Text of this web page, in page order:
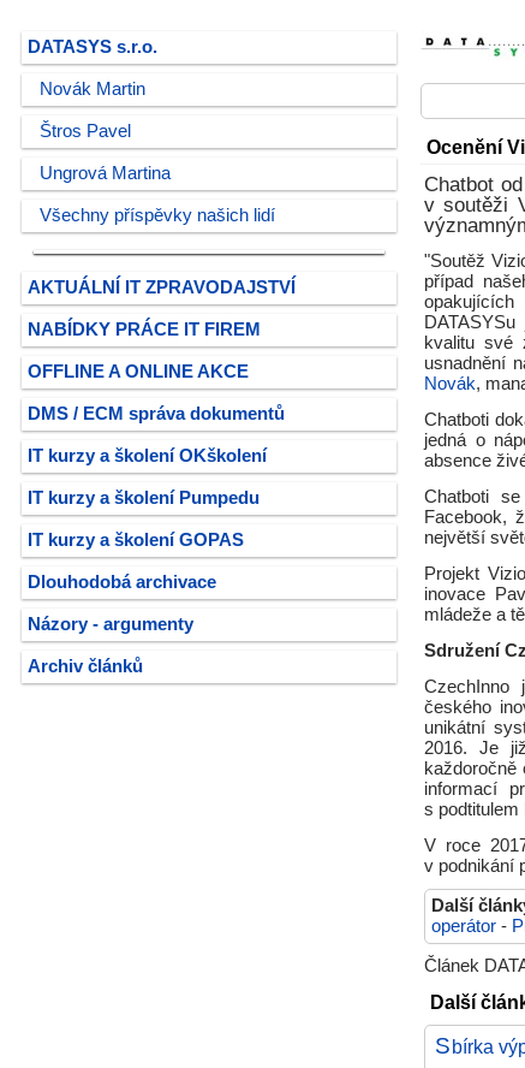
DATASYS s.r.o.
Novák Martin
Štros Pavel
Ungrová Martina
Všechny příspěvky našich lidí
AKTUÁLNÍ IT ZPRAVODAJSTVÍ
NABÍDKY PRÁCE IT FIREM
OFFLINE A ONLINE AKCE
DMS / ECM správa dokumentů
IT kurzy a školení OKškolení
IT kurzy a školení Pumpedu
IT kurzy a školení GOPAS
Dlouhodobá archivace
Názory - argumenty
Archiv článků
Ocenění
Chatbot
v soutěži
"Soutěž
případ
opakujících
kvalitu své
usnadnění
Novák,
Chatboti
jedná o
absence
Chatboti
Facebook,
největší
Projekt
inovace
mládeže a
Sdružení
CzechInno
českého
unikátní
2016. Je
každoročně
informací
s podtitulem
V roce
v podnikání
Další
operátor -
Článek
Další
Sbírka